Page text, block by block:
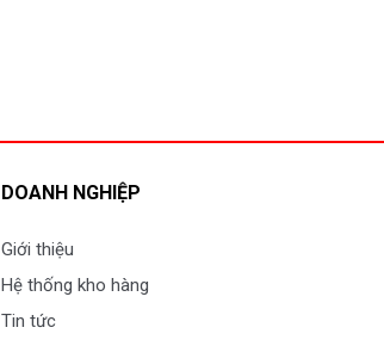
DOANH NGHIỆP
Giới thiệu
Hệ thống kho hàng
Tin tức